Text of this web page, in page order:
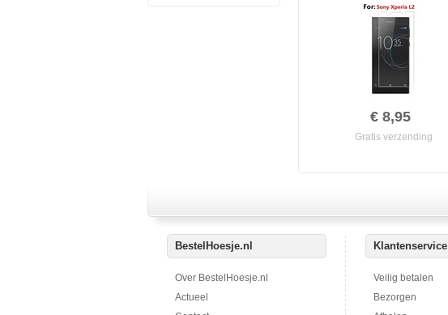
€ 8,95
Gratis verzending
BestelHoesje.nl
Over BestelHoesje.nl
Actueel
Klantenservice
Veilig betalen
Bezorgen